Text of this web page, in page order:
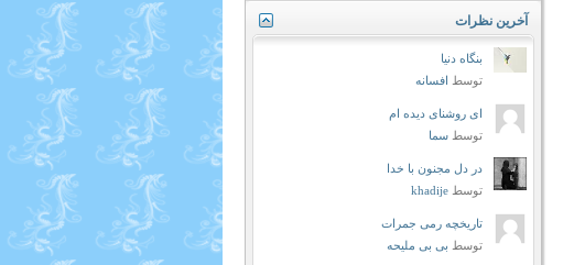
آخرین نظرات
بنگاه دنیا
توسط افسانه
ای روشنای دیده ام
توسط سما
در دل مجنون با خدا
توسط khadije
تاریخچه رمی جمرات
توسط بی بی ملیحه